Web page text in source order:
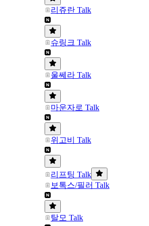
리쥬란 Talk
슈링크 Talk
울쎄라 Talk
마운자로 Talk
위고비 Talk
리프팅 Talk
보톡스/필러 Talk
탈모 Talk